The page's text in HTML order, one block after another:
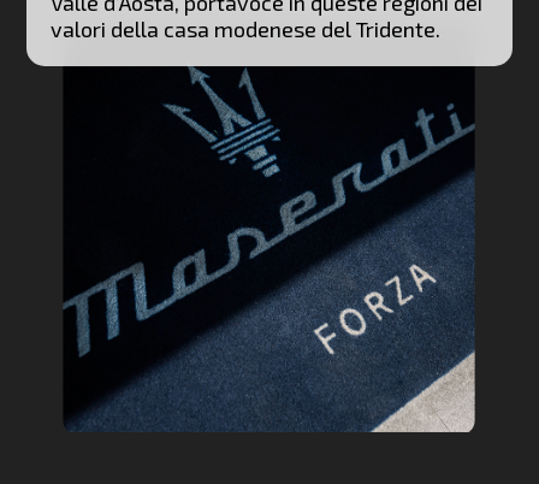
valori della casa modenese del Tridente.